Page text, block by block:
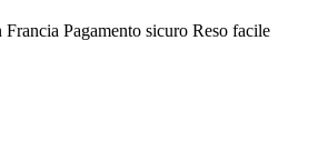
Francia Pagamento sicuro Reso facile